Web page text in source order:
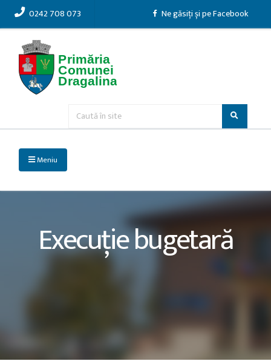
0242 708 073 Ne găsiți și pe Facebook
Meniu
Execuție bugetară